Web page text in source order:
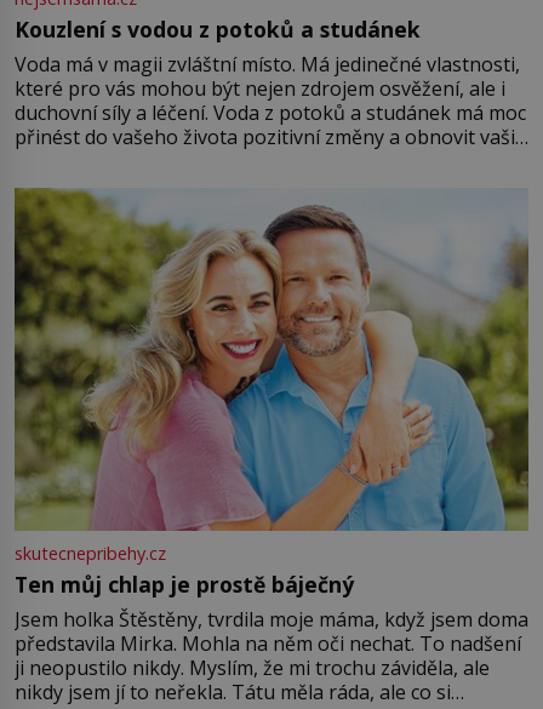
Kouzlení s vodou z potoků a studánek
Voda má v magii zvláštní místo. Má jedinečné vlastnosti,
které pro vás mohou být nejen zdrojem osvěžení, ale i
duchovní síly a léčení. Voda z potoků a studánek má moc
přinést do vašeho života pozitivní změny a obnovit vaši
můžete obohatit své rituály a přinést do svého života
větší harmonii a klid. Je důležité
skutecnepribehy.cz
Ten můj chlap je prostě báječný
Jsem holka Štěstěny, tvrdila moje máma, když jsem doma
představila Mirka. Mohla na něm oči nechat. To nadšení
ji neopustilo nikdy. Myslím, že mi trochu záviděla, ale
nikdy jsem jí to neřekla. Tátu měla ráda, ale co si